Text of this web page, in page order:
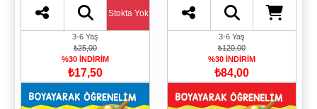
Stokta Yok
3-6 Yaş
₺25,00
%30 İNDİRİM
₺17,50
3-6 Yaş
₺120,00
%30 İNDİRİM
₺84,00